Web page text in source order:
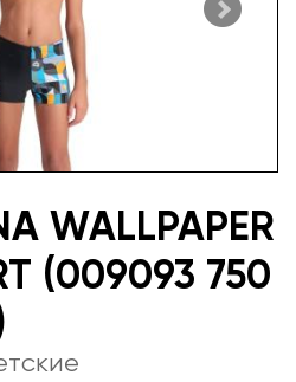
WALLPAPER
(009093 750